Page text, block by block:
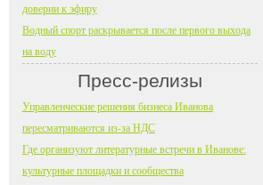
доверии к эфиру
Водный спорт раскрывается после первого выхода
на воду
Пресс-релизы
Управленческие решения бизнеса Иванова
пересматриваются из-за НДС
Где организуют литературные встречи в Иванове:
культурные площадки и сообщества